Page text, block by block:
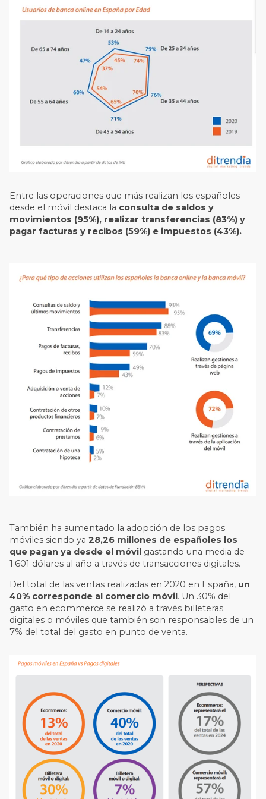
Entre las operaciones que más realizan los españoles
desde el móvil destaca la consulta de saldos y
movimientos (95%), realizar transferencias (83%) y
pagar facturas y recibos (59%) e impuestos (43%).
También ha aumentado la adopción de los pagos
móviles siendo ya28,26 millones de españoles los
que pagan ya desde el móvil gastando una media de
1.601 dólares al año a través de transacciones digitales.
Del total de las ventas realizadas en 2020 en España, un
40% corresponde al comercio móvil. Un 30% del
gasto en ecommerce se realizó a través billeteras
digitales o móviles que también son responsables de un
7% del total del gasto en punto de venta.